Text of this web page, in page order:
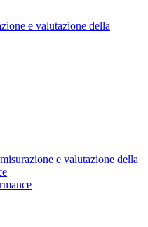
e valutazione della
e valutazione della